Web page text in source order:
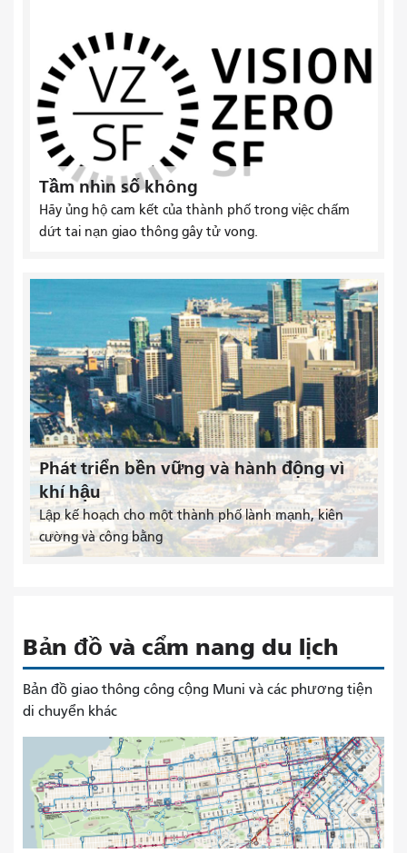
Tầm nhìn số không
Hãy ủng hộ cam kết của thành phố trong việc chấm
dứt tai nạn giao thông gây tử vong.
Phát triển bền vững và hành động vì
khí hậu
Lập kế hoạch cho một thành phố lành mạnh, kiên
cường và công bằng
Bản đồ và cẩm nang du lịch
Bản đồ giao thông công cộng Muni và các phương tiện
di chuyển khác